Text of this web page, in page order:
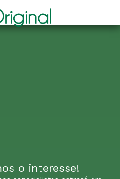
o interesse!